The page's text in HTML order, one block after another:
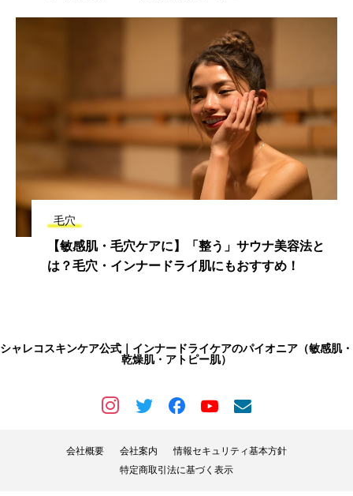
毛穴
【敏感肌・毛穴ケアに】「整う」サウナ美容法と
は？毛穴・インナードライ肌にもおすすめ！
シャレコスキンケア公式｜インナードライケアのパイオニア（敏感肌・
乾燥肌・アトピー肌）
会社概要 会社案内
情報セキュリティ基本方針
特定商取引法に基づく表示